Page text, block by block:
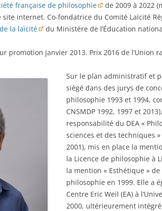
française de philosophie
de 2009 à 2022
internet. Co-fondatrice du Comité Laïcité
la laïcité du Ministère de l’Éducation
promotion janvier 2013. Prix 2016 de l’Union
Sur le plan administratif et
siégé dans des jurys de
philosophie 1993 et 1994,
CNSMDP 1992, 1997 et
responsabilité du DEA «
sciences et des techniques
2001), mis en place la
la Licence de philosophie à
la mention « Esthétique »
philosophie en 1999. Elle a
Centre Eric Weil (EA) à
2000, ultérieurement intégré